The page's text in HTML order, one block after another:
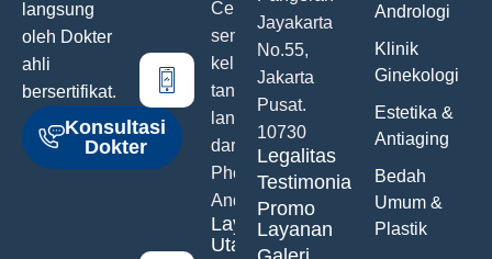
langsung
oleh Dokter
ahli
bersertifikat.
Konsultasi
Dokter
Ceritakan
semua
keluhanmu
tanpa malu
langsung
dari Hand
Phone
Anda
Layanan
Utama
Jayakarta
No.55,
Jakarta
Pusat.
10730
Legalitas
Testimonials
Promo
Layanan
Andrologi
Klinik
Ginekologi
Estetika &
Antiaging
Bedah
Umum &
Plastik